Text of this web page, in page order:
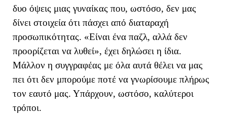
δυο όψεις μιας γυναίκας που, ωστόσο, δεν μας
δίνει στοιχεία ότι πάσχει από διαταραχή
προσωπικότητας. «Είναι ένα παζλ, αλλά δεν
προορίζεται να λυθεί», έχει δηλώσει η ίδια.
Μάλλον η συγγραφέας με όλα αυτά θέλει να μας
πει ότι δεν μπορούμε ποτέ να γνωρίσουμε πλήρως
τον εαυτό μας. Υπάρχουν, ωστόσο, καλύτεροι
τρόποι.